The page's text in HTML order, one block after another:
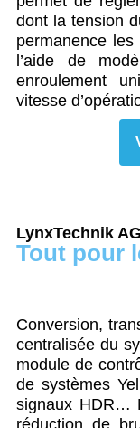
dont la tension
permanence
l’aide de
enroulement
vitesse
LynxTechnik AG
Tout pour
Conversion,
centralisée du
module de
de systèmes
signaux HDR…
réduction de